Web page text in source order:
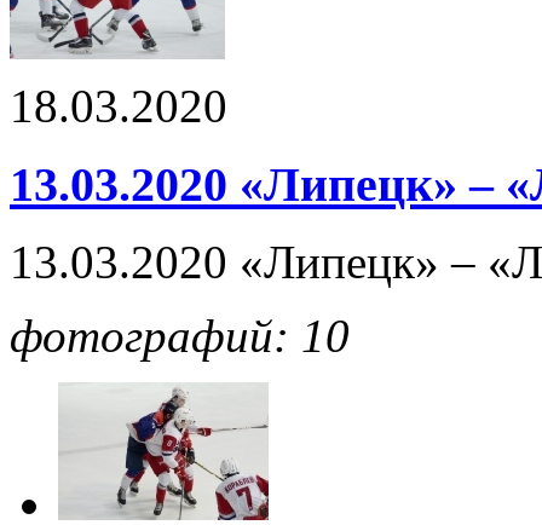
18.03.2020
13.03.2020 «Липецк» –
13.03.2020 «Липецк» –
фотографий: 10